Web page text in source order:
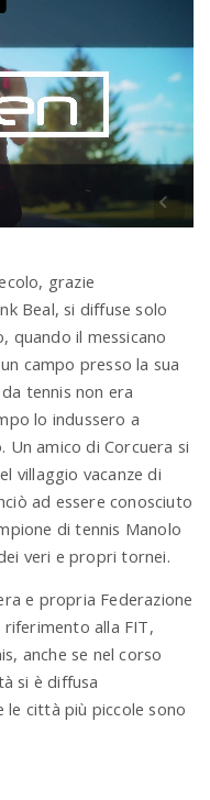
grazie
Beal, si diffuse solo
quando il messicano
campo presso la sua
tennis non era
lo indussero a
Un amico di Corcuera si
villaggio vacanze di
ad essere conosciuto
di tennis Manolo
veri e propri tornei.
e propria Federazione
alla FIT,
anche se nel corso
si è diffusa
le città più piccole sono